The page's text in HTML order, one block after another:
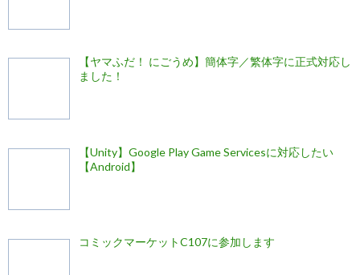
【ヤマふだ！ にごうめ】簡体字／繁体字に正式対応し
ました！
【Unity】Google Play Game Servicesに対応したい
【Android】
コミックマーケットC107に参加します